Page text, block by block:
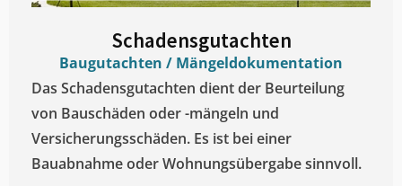
Schadensgutachten
Baugutachten / Mängeldokumentation
Das Schadensgutachten dient der Beurteilung
von Bauschäden oder -mängeln und
Versicherungsschäden. Es ist bei einer
Bauabnahme oder Wohnungsübergabe sinnvoll.